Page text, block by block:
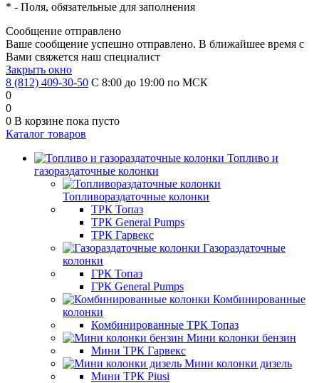
* - Поля, обязательные для заполнения
Сообщение отправлено
Ваше сообщение успешно отправлено. В ближайшее время с
Вами свяжется наш специалист
Закрыть окно
8 (812) 409-30-50 С 8:00 до 19:00 по МСК
0
0
0 В корзине пока пусто
Каталог товаров
Топливо и
газораздаточные колонки
Топливораздаточные колонки
ТРК Топаз
ТРК General Pumps
ТРК Гарвекс
Газораздаточные
колонки
ГРК Топаз
ГРК General Pumps
Комбинированные
колонки
Комбинированные ТРК Топаз
Мини колонки бензин
Мини ТРК Гарвекс
Мини колонки дизель
Мини ТРК Piusi